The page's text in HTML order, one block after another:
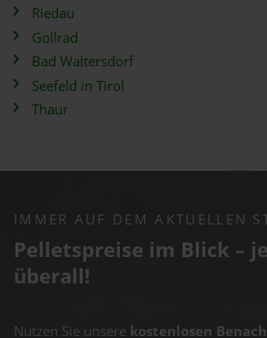
Riedau
Gollrad
Bad Waltersdorf
Seefeld in Tirol
Thaur
IMMER AUF DEM AKTUELLEN
Pelletspreise im Blick –
überall!
Nutzen Sie unsere kostenlosen